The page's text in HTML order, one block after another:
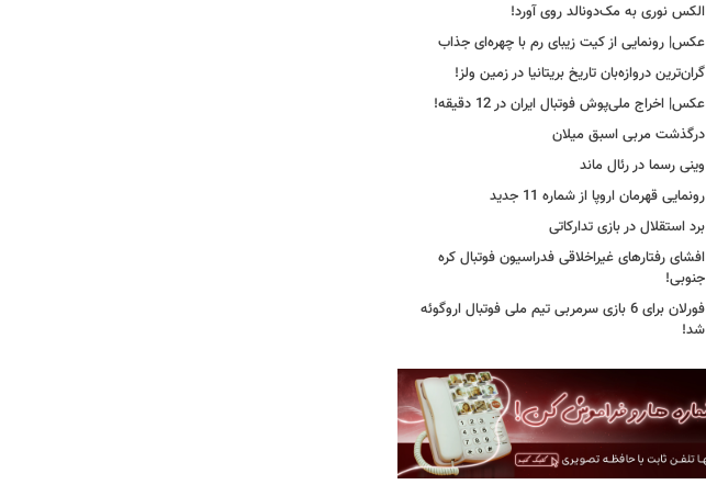
الکس نوری به مک‌دونالد روی آورد!
عکس| رونمایی از کیت زیبای رم با چهره‌ای جذاب
گران‌ترین دروازه‌بان تاریخ بریتانیا در زمین ولز!
عکس| اخراج ملی‌پوش فوتبال ایران در 12 دقیقه!
درگذشت مربی اسبق میلان
وینی رسما در رئال ماند
رونمایی قهرمان اروپا از شماره 11 جدید
برد استقلال در بازی تدارکاتی
افشای رفتارهای غیراخلاقی فدراسیون فوتبال کره
جنوبی!
فورلان برای 6 بازی سرمربی تیم ملی فوتبال اروگوئه
شد!